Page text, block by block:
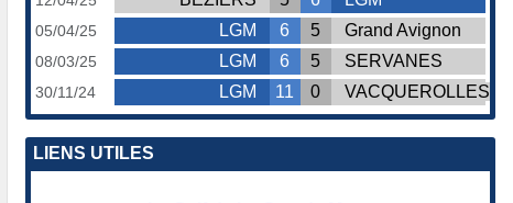
05/04/25 LGM 6 5 Grand Avignon
08/03/25 LGM 6 5 SERVANES
30/11/24 LGM 11 0 VACQUEROLLES
LIENS UTILES